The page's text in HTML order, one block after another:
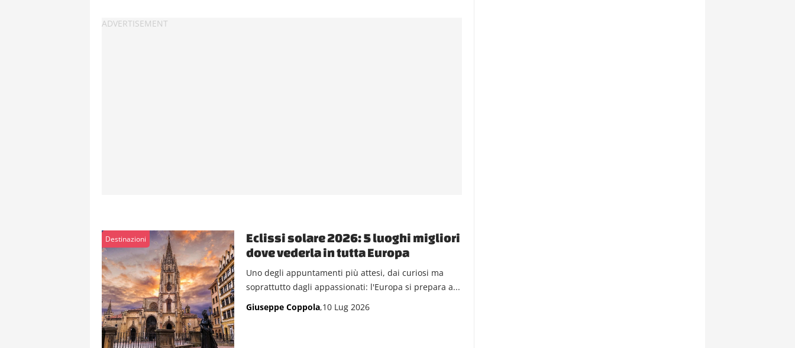
Destinazioni
Eclissi solare 2026: 5 luoghi migliori
dove vederla in tutta Europa
Uno degli appuntamenti più attesi, dai curiosi ma
soprattutto dagli appassionati: l'Europa si prepara a...
Giuseppe Coppola,10 Lug 2026